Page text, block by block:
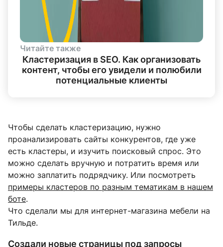
Читайте также
Кластеризация в SEO. Как организовать
контент, чтобы его увидели и полюбили
потенциальные клиенты
Чтобы сделать кластеризацию, нужно
проанализировать сайты конкурентов, где уже
есть кластеры, и изучить поисковый спрос. Это
можно сделать вручную и потратить время или
можно заплатить подрядчику. Или посмотреть
примеры кластеров по разным тематикам в нашем
боте.
Что сделали мы для интернет-магазина мебели на
Тильде.
Создали новые страницы под запросы